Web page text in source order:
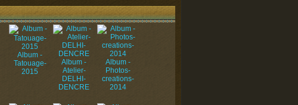
Album -
Tatouage-
2015
Album -
Atelier-
DELHI-
DENCRE
Album -
Photos-
creations-
2014